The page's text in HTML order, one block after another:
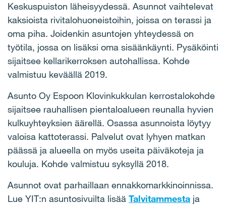
Keskuspuiston läheisyydessä. Asunnot vaihtelevat
kaksioista rivitalohuoneistoihin, joissa on terassi ja
oma piha. Joidenkin asuntojen yhteydessä on
työtila, jossa on lisäksi oma sisäänkäynti. Pysäköinti
sijaitsee kellarikerroksen autohallissa. Kohde
valmistuu keväällä 2019.
Asunto Oy Espoon Klovinkukkulan kerrostalokohde
sijaitsee rauhallisen pientaloalueen reunalla hyvien
kulkuyhteyksien äärellä. Osassa asunnoista löytyy
valoisa kattoterassi. Palvelut ovat lyhyen matkan
päässä ja alueella on myös useita päiväkoteja ja
kouluja. Kohde valmistuu syksyllä 2018.
Asunnot ovat parhaillaan ennakkomarkkinoinnissa.
Lue YIT:n asuntosivuilta lisää Talvitammesta ja